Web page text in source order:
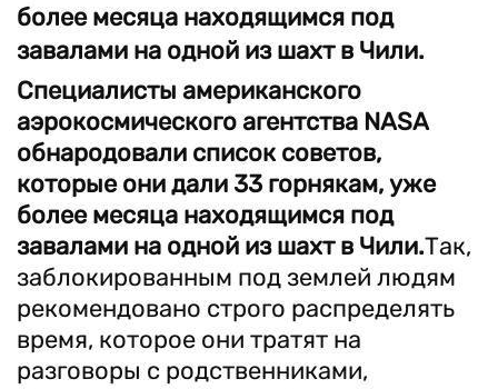
более месяца находящимся под
завалами на одной из шахт в Чили.
Специалисты американского
аэрокосмического агентства NASA
обнародовали список советов,
которые они дали 33 горнякам, уже
более месяца находящимся под
завалами на одной из шахт в Чили.Так,
заблокированным под землей людям
рекомендовано строго распределять
время, которое они тратят на
разговоры с родственниками,